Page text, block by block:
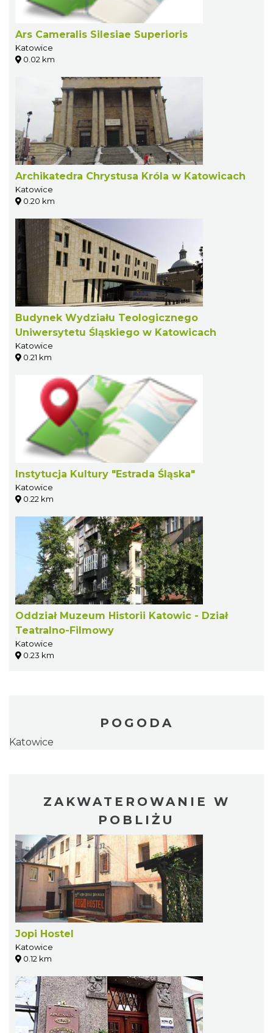
Ars Cameralis Silesiae Superioris
Katowice
0.02 km
Archikatedra Chrystusa Króla w Katowicach
Katowice
0.20 km
Budynek Wydziału Teologicznego
Uniwersytetu Śląskiego w Katowicach
Katowice
0.21 km
Instytucja Kultury "Estrada Śląska"
Katowice
0.22 km
Oddział Muzeum Historii Katowic - Dział
Teatralno-Filmowy
Katowice
0.23 km
POGODA
Katowice
ZAKWATEROWANIE W
POBLIŻU
Jopi Hostel
Katowice
0.12 km